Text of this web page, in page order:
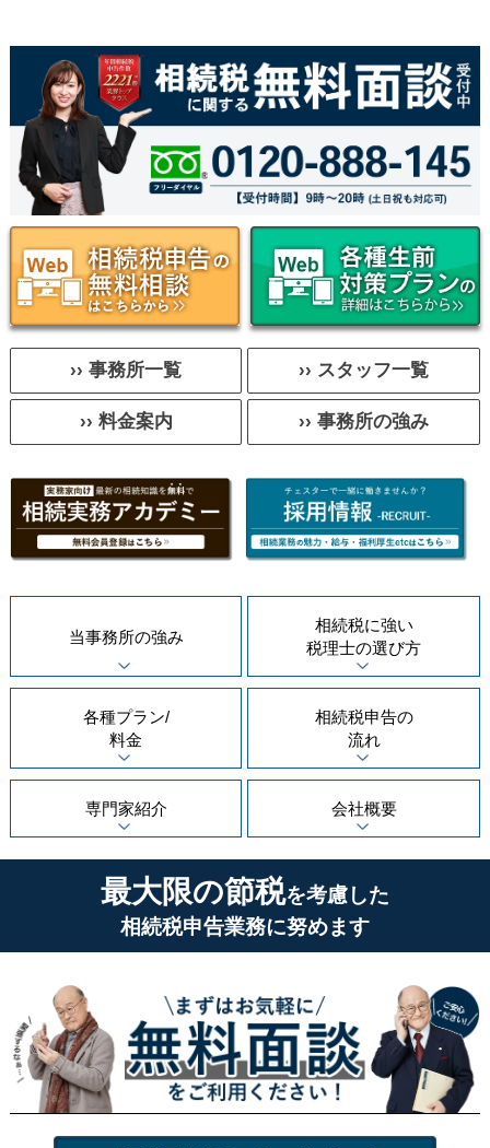
›› 事務所一覧 ›› スタッフ一覧
›› 料金案内 ›› 事務所の強み
当事務所の強み
相続税に強い
税理士の選び方
各種プラン/
料金
相続税申告の
流れ
専門家紹介 会社概要
最大限の節税を考慮した
相続税申告業務に努めます